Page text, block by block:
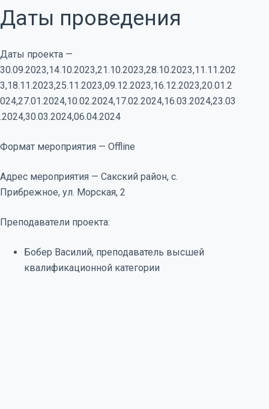
Даты проведения
Даты проекта —
30.09.2023,14.10.2023,21.10.2023,28.10.2023,11.11.202
3,18.11.2023,25.11.2023,09.12.2023,16.12.2023,20.01.2
024,27.01.2024,10.02.2024,17.02.2024,16.03.2024,23.03
.2024,30.03.2024,06.04.2024
Формат мероприятия — Offline
Адрес мероприятия — Сакский район, с.
Прибрежное, ул. Морская, 2
Преподаватели проекта:
Бобер Василий, преподаватель высшей
квалификационной категории